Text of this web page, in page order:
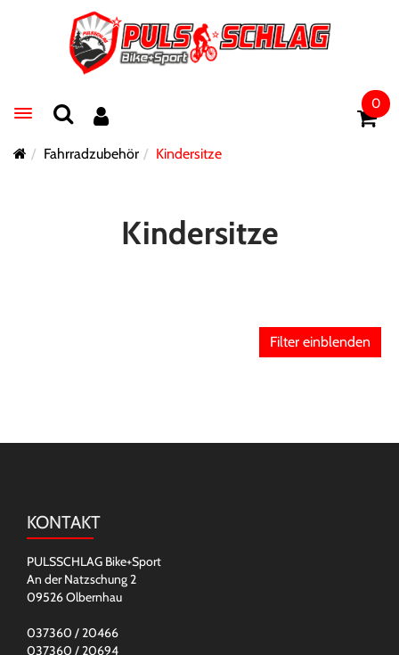
Toggle navigation
0
Fahrradzubehör Kindersitze
Kindersitze
Filter einblenden
KONTAKT
PULSSCHLAG Bike+Sport
An der Natzschung 2
09526 Olbernhau
037360 / 20466
037360 / 20694